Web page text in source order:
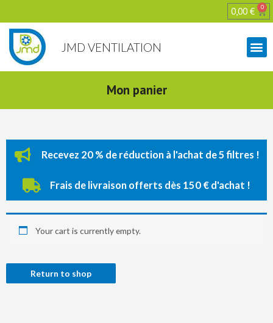
0,00 € 0
JMD VENTILATION
Mon panier
Recevez 20 % de réduction à l'achat de 5 filtres !
Frais de livraison offerts dès 150 € d'achat !
Your cart is currently empty.
Return to shop